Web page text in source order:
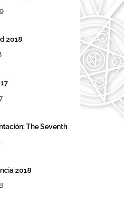
2018
The Seventh
2018